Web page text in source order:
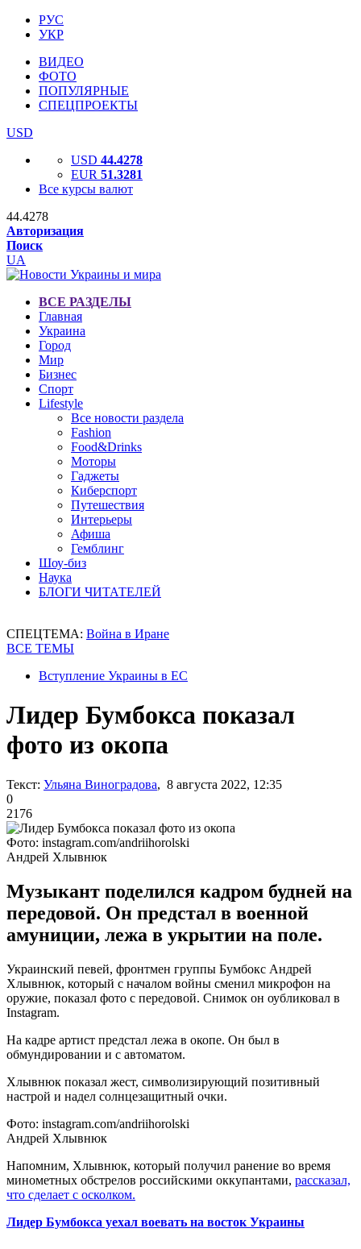
РУС
УКР
ВИДЕО
ФОТО
ПОПУЛЯРНЫЕ
СПЕЦПРОЕКТЫ
USD
USD 44.4278
EUR 51.3281
Все курсы валют
44.4278
Авторизация
Поиск
UA
ВСЕ РАЗДЕЛЫ
Главная
Украина
Город
Мир
Бизнес
Спорт
Lifestyle
Все новости раздела
Fashion
Food&Drinks
Моторы
Гаджеты
Киберспорт
Путешествия
Интерьеры
Афиша
Гемблинг
Шоу-биз
Наука
БЛОГИ ЧИТАТЕЛЕЙ
СПЕЦТЕМА: Война в Иране
ВСЕ ТЕМЫ
Вступление Украины в ЕС
Лидер Бумбокса показал
фото из окопа
Текст: Ульяна Виноградова, 8 августа 2022, 12:35
0
2176
Фото: instagram.com/andriihorolski
Андрей Хлывнюк
Музыкант поделился кадром будней на
передовой. Он предстал в военной
амуниции, лежа в укрытии на поле.
Украинский певей, фронтмен группы Бумбокс Андрей
Хлывнюк, который с началом войны сменил микрофон на
оружие, показал фото с передовой. Снимок он оубликовал в
Instagram.
На кадре артист предстал лежа в окопе. Он был в
обмундировании и с автоматом.
Хлывнюк показал жест, символизирующий позитивный
настрой и надел солнцезащитный очки.
Фото: instagram.com/andriihorolski
Андрей Хлывнюк
Напомним, Хлывнюк, который получил ранение во время
минометных обстрелов российскими оккупантами, рассказал,
что сделает с осколком.
Лидер Бумбокса уехал воевать на восток Украины